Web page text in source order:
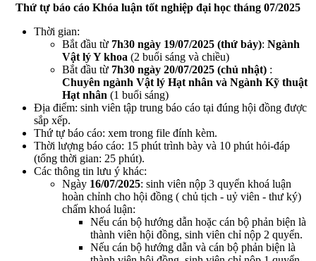
Thứ tự báo cáo Khóa luận tốt nghiệp đại học tháng 07/2025
Thời gian:
Bắt đầu từ 7h30 ngày 19/07/2025 (thứ bảy): Ngành
Vật lý Y khoa (2 buổi sáng và chiều)
Bắt đầu từ 7h30 ngày 20/07/2025 (chủ nhật) :
Chuyên ngành Vật lý Hạt nhân và Ngành Kỹ thuật
Hạt nhân (1 buổi sáng)
Địa điểm: sinh viên tập trung báo cáo tại đúng hội đồng được
sắp xếp.
Thứ tự báo cáo: xem trong file đính kèm.
Thời lượng báo cáo: 15 phút trình bày và 10 phút hỏi-đáp
(tổng thời gian: 25 phút).
Các thông tin lưu ý khác:
Ngày 16/07/2025: sinh viên nộp 3 quyển khoá luận
hoàn chỉnh cho hội đồng ( chủ tịch - uỷ viên - thư ký)
chấm khoá luận:
Nếu cán bộ hướng dẫn hoặc cán bộ phản biện là
thành viên hội đồng, sinh viên chỉ nộp 2 quyển.
Nếu cán bộ hướng dẫn và cán bộ phản biện là